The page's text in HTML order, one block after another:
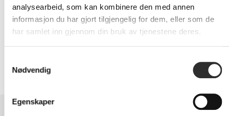
analysearbeid, som kan kombinere den med annen
informasjon du har gjort tilgjengelig for dem, eller som de
har samlet inn gjennom din bruk av tjenestene deres.
Nødvendig
Egenskaper
Nettlager: Ikke på lager (estimert399dager)
BESKRIVELSE